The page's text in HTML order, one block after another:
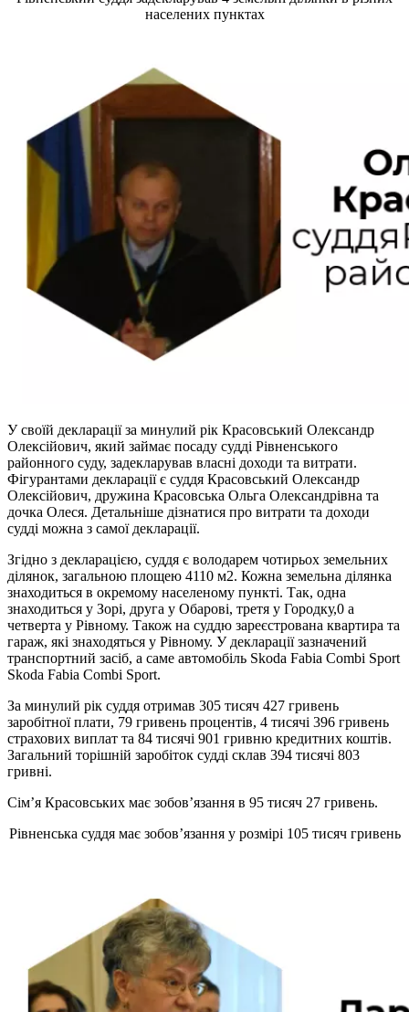
населених пунктах
У своїй декларації за минулий рік Красовський Олександр
Олексійович, який займає посаду судді Рівненського
районного суду, задекларував власні доходи та витрати.
Фігурантами декларації є суддя Красовський Олександр
Олексійович, дружина Красовська Ольга Олександрівна та
дочка Олеся. Детальніше дізнатися про витрати та доходи
судді можна з самої декларації.
Згідно з декларацією, суддя є володарем чотирьох земельних
ділянок, загальною площею 4110 м2. Кожна земельна ділянка
знаходиться в окремому населеному пункті. Так, одна
знаходиться у Зорі, друга у Обарові, третя у Городку,0 а
четверта у Рівному. Також на суддю зареєстрована квартира та
гараж, які знаходяться у Рівному. У декларації зазначений
транспортний засіб, а саме автомобіль Skoda Fabia Combi Sport
Skoda Fabia Combi Sport.
За минулий рік суддя отримав 305 тисяч 427 гривень
заробітної плати, 79 гривень процентів, 4 тисячі 396 гривень
страхових виплат та 84 тисячі 901 гривню кредитних коштів.
Загальний торішній заробіток судді склав 394 тисячі 803
гривні.
Сім’я Красовських має зобов’язання в 95 тисяч 27 гривень.
Рівненська суддя має зобов’язання у розмірі 105 тисяч гривень